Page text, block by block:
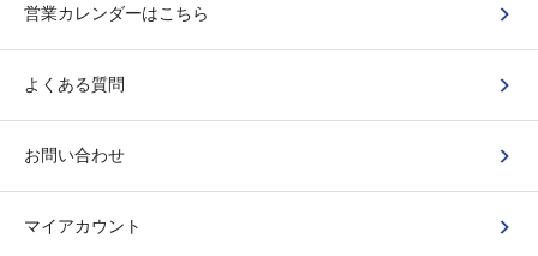
営業カレンダーはこちら
よくある質問
お問い合わせ
マイアカウント